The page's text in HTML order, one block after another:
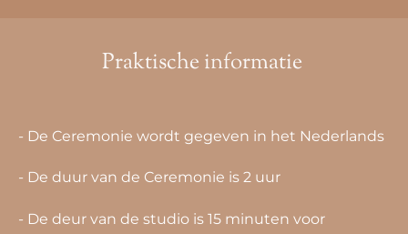
Praktische informatie
- De Ceremonie wordt gegeven in het Nederlands
- De duur van de Ceremonie is 2 uur
- De deur van de studio is 15 minuten voor